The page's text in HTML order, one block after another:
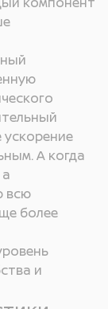
ускорение
А когда
всю
более
и